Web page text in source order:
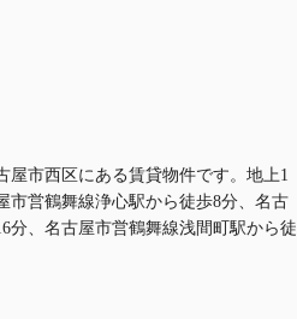
屋市西区にある賃貸物件です。地上1
市営鶴舞線浄心駅から徒歩8分、名古
分、名古屋市営鶴舞線浅間町駅から徒